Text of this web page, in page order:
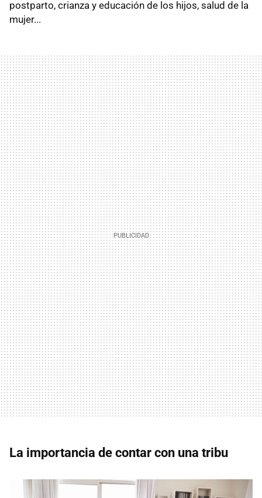
postparto, crianza y educación de los hijos, salud de la
mujer...
La importancia de contar con una tribu